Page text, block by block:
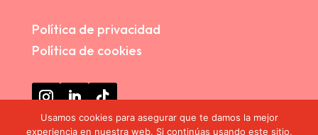
Política de privacidad
Política de cookies
info@robertoregal.com
Usamos cookies para asegurar que te damos la mejor
experiencia en nuestra web. Si continúas usando este sitio,